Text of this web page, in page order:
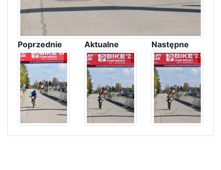
Poprzednie Aktualne Następne